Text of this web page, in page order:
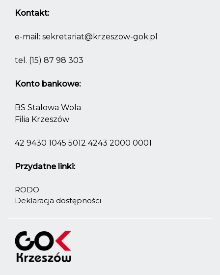
Kontakt:
e-mail: sekretariat@krzeszow-gok.pl
tel. (15) 87 98 303
Konto bankowe:
BS Stalowa Wola
Filia Krzeszów
42 9430 1045 5012 4243 2000 0001
Przydatne linki:
RODO
Deklaracja dostępności